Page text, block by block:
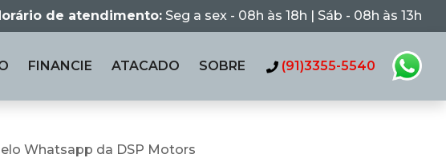
de atendimento: Seg a sex - 08h às 18h | Sáb - 08h às 13h
FINANCIE ATACADO SOBRE (91)3355-5540
Whatsapp da DSP Motors